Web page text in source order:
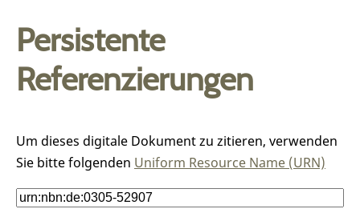
Persistente
Referenzierungen
Um dieses digitale Dokument zu zitieren, verwenden
Sie bitte folgenden Uniform Resource Name (URN)